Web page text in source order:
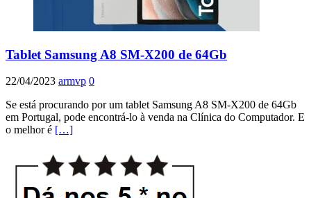
Tablet Samsung A8 SM-X200 de 64Gb
22/04/2023 armvp 0
Se está procurando por um tablet Samsung A8 SM-X200 de 64Gb
em Portugal, pode encontrá-lo à venda na Clínica do Computador. E
o melhor é […]